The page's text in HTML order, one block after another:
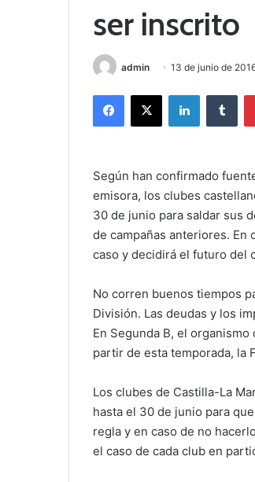
ser inscrito
admin 13 de junio de
Según han confirmado
emisora, los clubes
30 de junio para saldar sus
de campañas anteriores. En
caso y decidirá el futuro del
No corren buenos tiempos
División. Las deudas y los
En Segunda B, el
partir de esta temporada, la
Los clubes de Castilla-La
hasta el 30 de junio para
regla y en caso de no
el caso de cada club en